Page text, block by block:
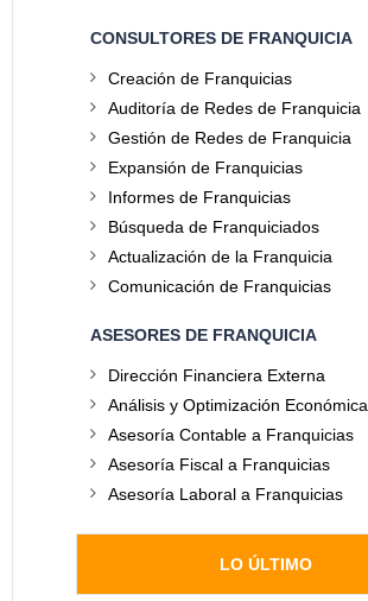
CONSULTORES DE FRANQUICIA
Creación de Franquicias
Auditoría de Redes de Franquicia
Gestión de Redes de Franquicia
Expansión de Franquicias
Informes de Franquicias
Búsqueda de Franquiciados
Actualización de la Franquicia
Comunicación de Franquicias
ASESORES DE FRANQUICIA
Dirección Financiera Externa
Análisis y Optimización Económica
Asesoría Contable a Franquicias
Asesoría Fiscal a Franquicias
Asesoría Laboral a Franquicias
LO ÚLTIMO